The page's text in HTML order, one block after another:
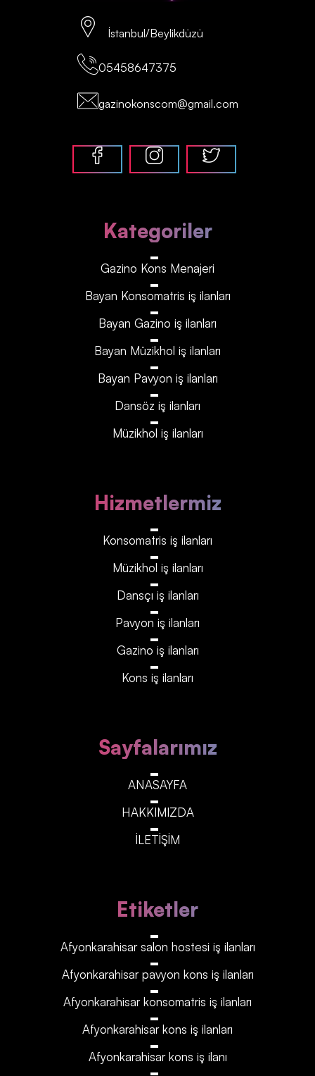
İstanbul/Beylikdüzü
05458647375
gazinokonscom@gmail.com
Kategoriler
Gazino Kons Menajeri
Bayan Konsomatris iş ilanları
Bayan Gazino iş ilanları
Bayan Müzikhol iş ilanları
Bayan Pavyon iş ilanları
Dansöz iş ilanları
Müzikhol iş ilanları
Hizmetlermiz
Konsomatris iş ilanları
Müzikhol iş ilanları
Dansçı iş ilanları
Pavyon iş ilanları
Gazino iş ilanları
Kons iş ilanları
Sayfalarımız
ANASAYFA
HAKKIMIZDA
İLETİŞİM
Etiketler
Afyonkarahisar‎‎‎‎ salon hostesi iş ilanları
Afyonkarahisar‎‎‎‎ pavyon kons iş ilanları
Afyonkarahisar‎‎‎‎ konsomatris iş ilanları
Afyonkarahisar‎‎‎‎ kons iş ilanları
Afyonkarahisar‎‎‎‎ kons iş ilanı